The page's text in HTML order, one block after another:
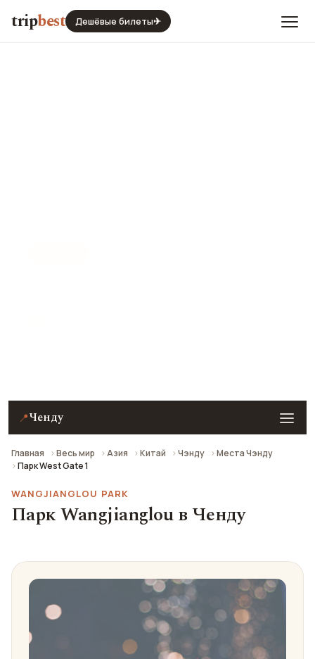
tripbest Дешёвые билеты✈
📍Ченду
Главная Весь мир Азия Китай Чэнду
Места Чэнду
Парк West Gate 1
WANGJIANGLOU PARK
Парк Wangjianglou в Ченду